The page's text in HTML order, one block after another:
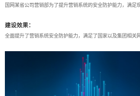
国网某省公司营销部为了提升营销系统的安全防护能力，满足
建设效果：
全面提升了营销系统安全防护能力，满足了国家以及集团相关